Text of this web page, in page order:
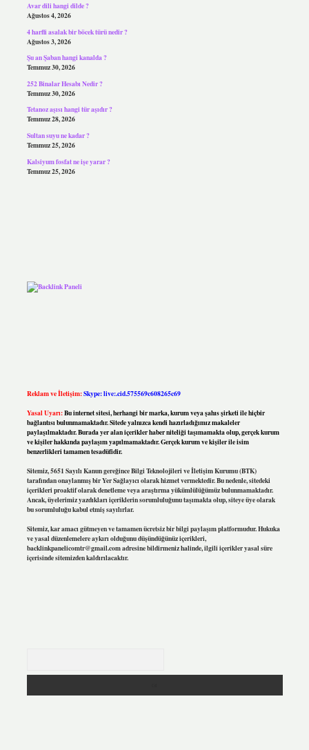
Avar dili hangi dilde ?
Ağustos 4, 2026
4 harfli asalak bir böcek türü nedir ?
Ağustos 3, 2026
Şu an Şaban hangi kanalda ?
Temmuz 30, 2026
252 Binalar Hesabı Nedir ?
Temmuz 30, 2026
Tetanoz aşısı hangi tür aşıdır ?
Temmuz 28, 2026
Sultan suyu ne kadar ?
Temmuz 25, 2026
Kalsiyum fosfat ne işe yarar ?
Temmuz 25, 2026
Reklam ve İletişim:Skype: live:.cid.575569c608265c69
Yasal Uyarı:Bu internet sitesi, herhangi bir marka, kurum veya şahıs şirketi ile hiçbir
bağlantısı bulunmamaktadır. Sitede yalnızca kendi hazırladığımız makaleler
paylaşılmaktadır. Burada yer alan içerikler haber niteliği taşımamakta olup, gerçek kurum
ve kişiler hakkında paylaşım yapılmamaktadır. Gerçek kurum ve kişiler ile isim
benzerlikleri tamamen tesadüfidir.
Sitemiz, 5651 Sayılı Kanun gereğince Bilgi Teknolojileri ve İletişim Kurumu (BTK)
tarafından onaylanmış bir Yer Sağlayıcı olarak hizmet vermektedir. Bu nedenle, sitedeki
içerikleri proaktif olarak denetleme veya araştırma yükümlülüğümüz bulunmamaktadır.
Ancak, üyelerimiz yazdıkları içeriklerin sorumluluğunu taşımakta olup, siteye üye olarak
bu sorumluluğu kabul etmiş sayılırlar.
Sitemiz, kar amacı gütmeyen ve tamamen ücretsiz bir bilgi paylaşım platformudur. Hukuka
ve yasal düzenlemelere aykırı olduğunu düşündüğünüz içerikleri,
backlinkpanelicomtr@gmail.comadresine bildirmeniz halinde, ilgili içerikler yasal süre
içerisinde sitemizden kaldırılacaktır.